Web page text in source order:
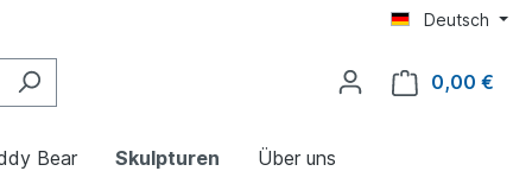
Deutsch
0,00 €
Bear Skulpturen Über uns